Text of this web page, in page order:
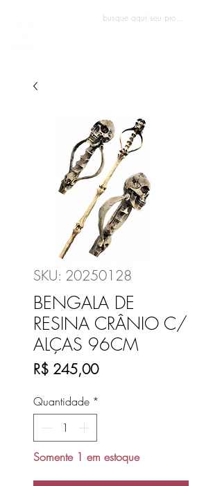
SKU: 20250128
BENGALA DE
RESINA CRÂNIO C/
ALÇAS 96CM
R$ 245,00Preço
Quantidade *
Somente 1 em estoque